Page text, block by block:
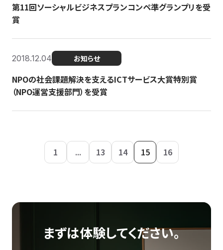
第11回ソーシャルビジネスプランコンペ準グランプリを受
賞
2018.12.04 お知らせ
NPOの社会課題解決を支えるICTサービス大賞特別賞
（NPO運営支援部門）を受賞
1 ... 13 14 15 16
まずは体験してください。